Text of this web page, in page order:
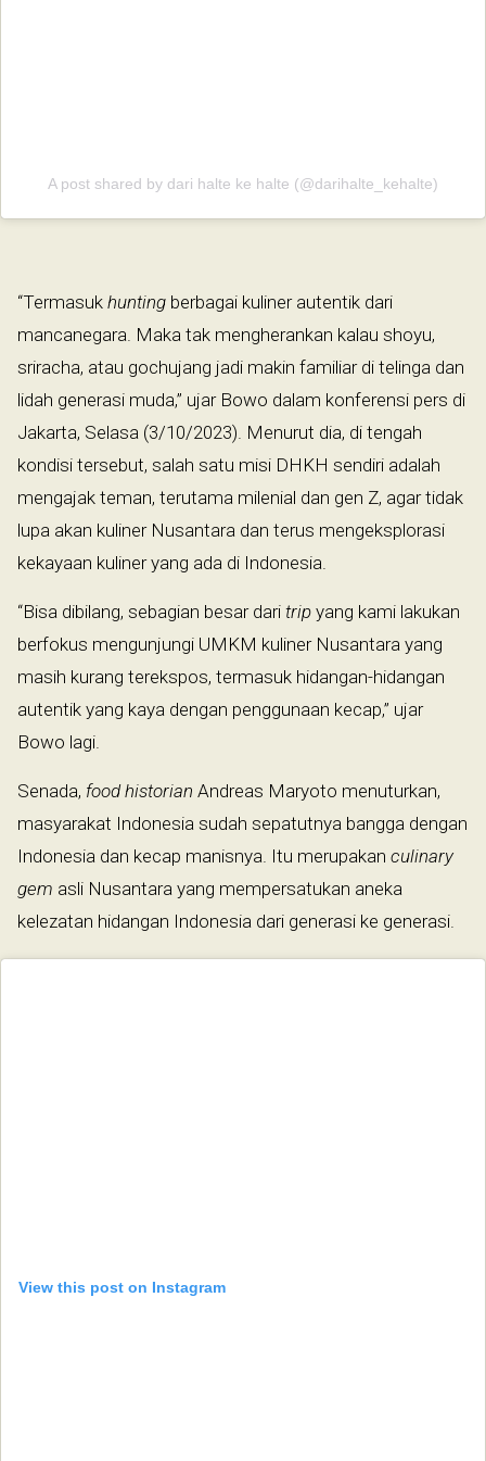
A post shared by dari halte ke halte (@darihalte_kehalte)
“Termasuk hunting berbagai kuliner autentik dari
mancanegara. Maka tak mengherankan kalau shoyu,
sriracha, atau gochujang jadi makin familiar di telinga dan
lidah generasi muda,” ujar Bowo dalam konferensi pers di
Jakarta, Selasa (3/10/2023). Menurut dia, di tengah
kondisi tersebut, salah satu misi DHKH sendiri adalah
mengajak teman, terutama milenial dan gen Z, agar tidak
lupa akan kuliner Nusantara dan terus mengeksplorasi
kekayaan kuliner yang ada di Indonesia.
“Bisa dibilang, sebagian besar dari trip yang kami lakukan
berfokus mengunjungi UMKM kuliner Nusantara yang
masih kurang terekspos, termasuk hidangan-hidangan
autentik yang kaya dengan penggunaan kecap,” ujar
Bowo lagi.
Senada, food historian Andreas Maryoto menuturkan,
masyarakat Indonesia sudah sepatutnya bangga dengan
Indonesia dan kecap manisnya. Itu merupakan culinary
gem asli Nusantara yang mempersatukan aneka
kelezatan hidangan Indonesia dari generasi ke generasi.
View this post on Instagram